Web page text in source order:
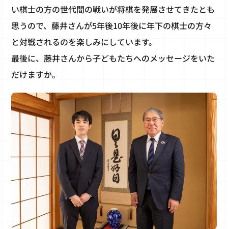
い棋士の方の世代間の戦いが将棋を発展させてきたとも
思うので、藤井さんが5年後10年後に年下の棋士の方々
と対戦されるのを楽しみにしています。
最後に、藤井さんから子どもたちへのメッセージをいた
だけますか。